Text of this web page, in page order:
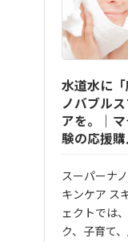
水道水に
ノバブル
アを。｜
験の応援
スーパーナ
キンケア ス
ェクトでは
ク、子育て